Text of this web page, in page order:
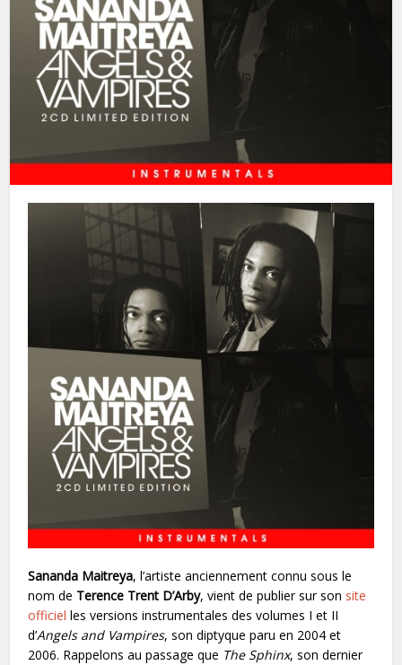
Sananda Maitreya, l’artiste anciennement connu sous le
nom de Terence Trent D’Arby, vient de publier sur son site
officielles versions instrumentales des volumes I et II
d’Angels and Vampires, son diptyque paru en 2004 et
2006. Rappelons au passage que The Sphinx, son dernier